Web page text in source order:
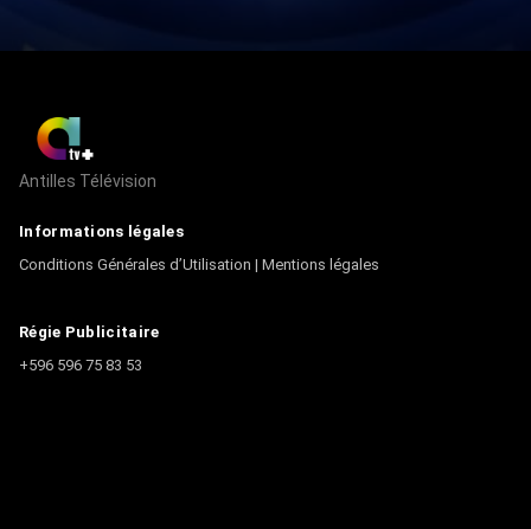
Antilles Télévision
Informations légales
Conditions Générales d’Utilisation | Mentions légales
Régie Publicitaire
+596 596 75 83 53